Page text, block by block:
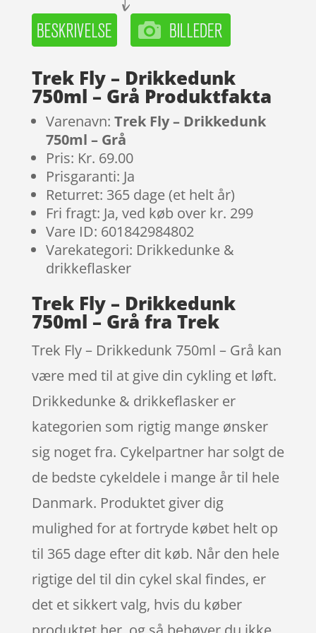
Trek Fly – Drikkedunk
750ml – Grå Produktfakta
Varenavn: Trek Fly – Drikkedunk
750ml – Grå
Pris: Kr. 69.00
Prisgaranti: Ja
Returret: 365 dage (et helt år)
Fri fragt: Ja, ved køb over kr. 299
Vare ID: 601842984802
Varekategori: Drikkedunke &
drikkeflasker
Trek Fly – Drikkedunk
750ml – Grå fra Trek
Trek Fly – Drikkedunk 750ml – Grå kan
være med til at give din cykling et løft.
Drikkedunke & drikkeflasker er
kategorien som rigtig mange ønsker
sig noget fra. Cykelpartner har solgt de
de bedste cykeldele i mange år til hele
Danmark. Produktet giver dig
mulighed for at fortryde købet helt op
til 365 dage efter dit køb. Når den hele
rigtige del til din cykel skal findes, er
det et sikkert valg, hvis du køber